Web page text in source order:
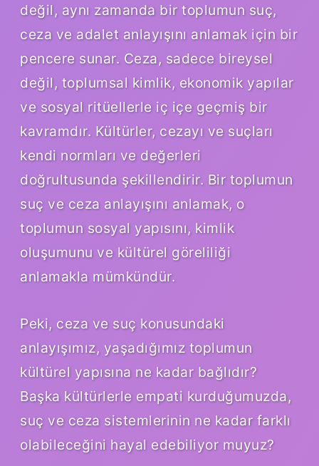
değil, aynı zamanda bir toplumun suç,
ceza ve adalet anlayışını anlamak için bir
pencere sunar. Ceza, sadece bireysel
değil, toplumsal kimlik, ekonomik yapılar
ve sosyal ritüellerle iç içe geçmiş bir
kavramdır. Kültürler, cezayı ve suçları
kendi normları ve değerleri
doğrultusunda şekillendirir. Bir toplumun
suç ve ceza anlayışını anlamak, o
toplumun sosyal yapısını, kimlik
oluşumunu ve kültürel göreliliği
anlamakla mümkündür.
Peki, ceza ve suç konusundaki
anlayışımız, yaşadığımız toplumun
kültürel yapısına ne kadar bağlıdır?
Başka kültürlerle empati kurduğumuzda,
suç ve ceza sistemlerinin ne kadar farklı
olabileceğini hayal edebiliyor muyuz?